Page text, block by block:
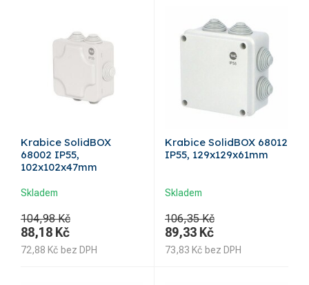
Krabice SolidBOX
68002 IP55,
102x102x47mm
Skladem
104,98 Kč
88,18 Kč
72,88 Kč bez DPH
Krabice SolidBOX 68012
IP55, 129x129x61mm
Skladem
106,35 Kč
89,33 Kč
73,83 Kč bez DPH